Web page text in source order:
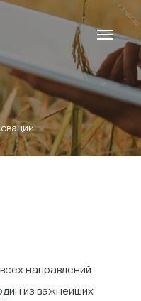
направлений
из важнейших